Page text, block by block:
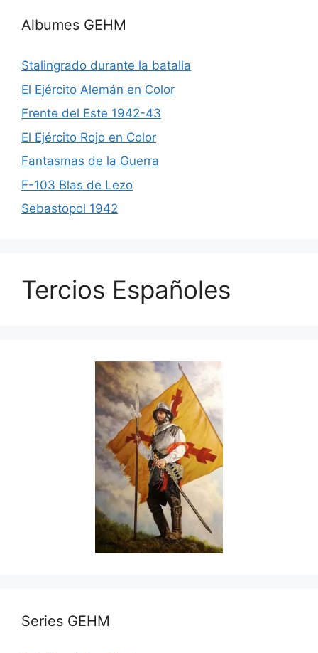
Albumes GEHM
Stalingrado durante la batalla
El Ejército Alemán en Color
Frente del Este 1942-43
El Ejército Rojo en Color
Fantasmas de la Guerra
F-103 Blas de Lezo
Sebastopol 1942
Tercios Españoles
Series GEHM